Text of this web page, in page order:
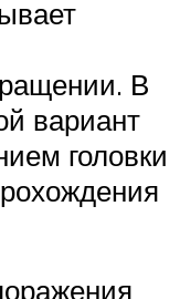
В
вариант
головки